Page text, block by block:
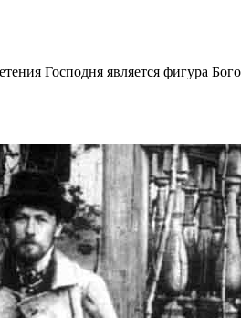
Господня является фигура